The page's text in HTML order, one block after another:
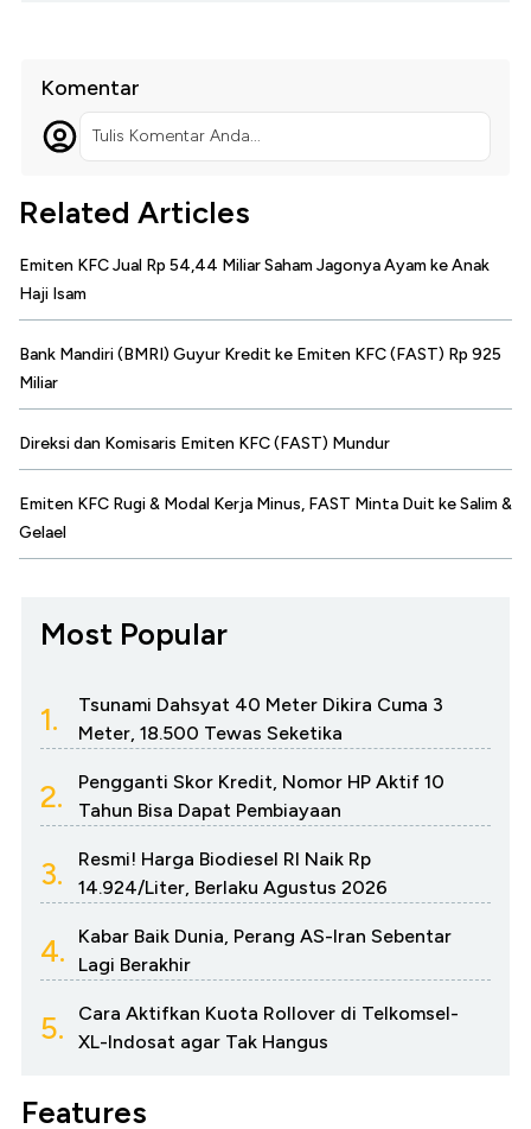
Komentar
Tulis Komentar Anda...
Related Articles
Emiten KFC Jual Rp 54,44 Miliar Saham Jagonya Ayam ke Anak
Haji Isam
Bank Mandiri (BMRI) Guyur Kredit ke Emiten KFC (FAST) Rp 925
Miliar
Direksi dan Komisaris Emiten KFC (FAST) Mundur
Emiten KFC Rugi & Modal Kerja Minus, FAST Minta Duit ke Salim &
Gelael
Most Popular
1.
Tsunami Dahsyat 40 Meter Dikira Cuma 3
Meter, 18.500 Tewas Seketika
2.
Pengganti Skor Kredit, Nomor HP Aktif 10
Tahun Bisa Dapat Pembiayaan
3.
Resmi! Harga Biodiesel RI Naik Rp
14.924/Liter, Berlaku Agustus 2026
4.
Kabar Baik Dunia, Perang AS-Iran Sebentar
Lagi Berakhir
5.
Cara Aktifkan Kuota Rollover di Telkomsel-
XL-Indosat agar Tak Hangus
Features